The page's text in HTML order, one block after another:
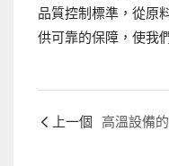
品質控制標準，從原
供可靠的保障，使我
上一個 高溫設備